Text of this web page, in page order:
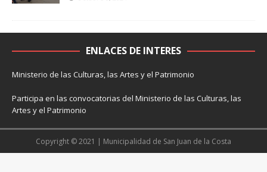
ENLACES DE INTERES
Ministerio de las Culturas, las Artes y el Patrimonio
Participa en las convocatorias del Ministerio de las Culturas, las
Artes y el Patrimonio
Copyright © 2021 | Municipalidad de San Juan de la Costa